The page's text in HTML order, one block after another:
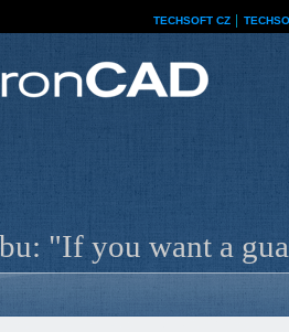
TECHSOFT CZ
"If you want a